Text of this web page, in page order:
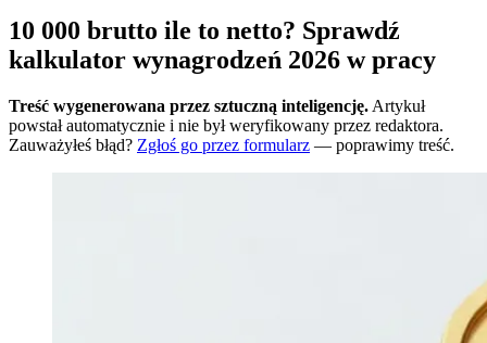
10 000 brutto ile to netto? Sprawdź
kalkulator wynagrodzeń 2026 w pracy
Treść wygenerowana przez sztuczną inteligencję. Artykuł
powstał automatycznie i nie był weryfikowany przez redaktora.
Zauważyłeś błąd? Zgłoś go przez formularz — poprawimy treść.